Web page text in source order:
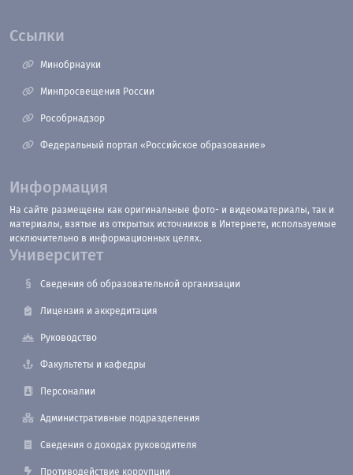
Ссылки
Минобрнауки
Минпросвещения России
Рособрнадзор
Федеральный портал «Российское образование»
Информация
На сайте размещены как оригинальные фото- и видеоматериалы, так и
материалы, взятые из открытых источников в Интернете, используемые
исключительно в информационных целях.
Университет
Сведения об образовательной организации
Лицензия и аккредитация
Руководство
Факультеты и кафедры
Персоналии
Административные подразделения
Сведения о доходах руководителя
Противодействие коррупции